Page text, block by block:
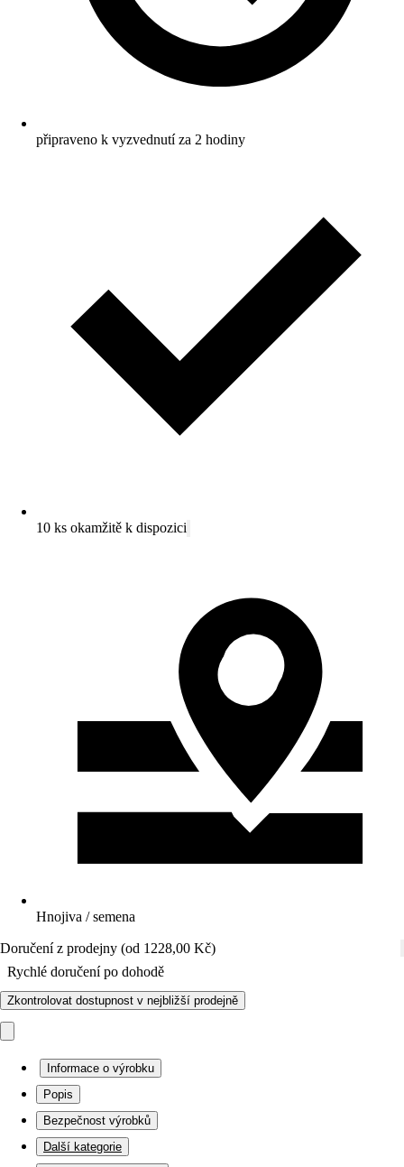
připraveno k vyzvednutí za 2 hodiny
10 ks okamžitě k dispozici
Hnojiva / semena
Doručení z prodejny (od 1228,00 Kč)
Rychlé doručení po dohodě
Zkontrolovat dostupnost v nejbližší prodejně
Informace o výrobku
Popis
Bezpečnost výrobků
Další kategorie